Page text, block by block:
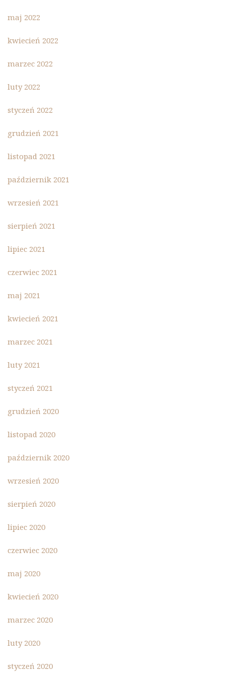
maj 2022
kwiecień 2022
marzec 2022
luty 2022
styczeń 2022
grudzień 2021
listopad 2021
październik 2021
wrzesień 2021
sierpień 2021
lipiec 2021
czerwiec 2021
maj 2021
kwiecień 2021
marzec 2021
luty 2021
styczeń 2021
grudzień 2020
listopad 2020
październik 2020
wrzesień 2020
sierpień 2020
lipiec 2020
czerwiec 2020
maj 2020
kwiecień 2020
marzec 2020
luty 2020
styczeń 2020